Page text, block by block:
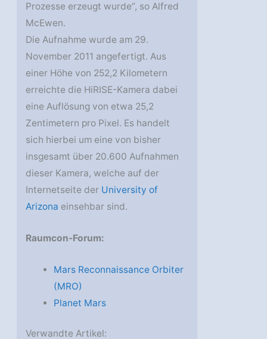
Prozesse erzeugt wurde“, so Alfred
McEwen.
Die Aufnahme wurde am 29.
November 2011 angefertigt. Aus
einer Höhe von 252,2 Kilometern
erreichte die HiRISE-Kamera dabei
eine Auflösung von etwa 25,2
Zentimetern pro Pixel. Es handelt
sich hierbei um eine von bisher
insgesamt über 20.600 Aufnahmen
dieser Kamera, welche auf der
Internetseite der University of
Arizona einsehbar sind.
Raumcon-Forum:
Mars Reconnaissance Orbiter
(MRO)
Planet Mars
Verwandte Artikel: